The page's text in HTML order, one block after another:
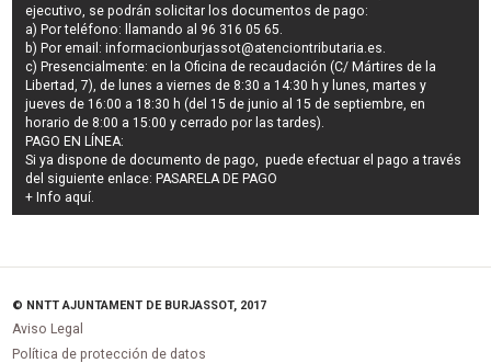
ejecutivo, se podrán solicitar los documentos de pago:
a) Por teléfono: llamando al 96 316 05 65.
b) Por email:informacionburjassot@atenciontributaria.es.
c) Presencialmente: en la Oficina de recaudación (C/ Mártires de la
Libertad, 7), de lunes a viernes de 8:30 a 14:30 h y lunes, martes y
jueves de 16:00 a 18:30 h (del 15 de junio al 15 de septiembre, en
horario de 8:00 a 15:00 y cerrado por las tardes).
PAGO EN LÍNEA:
Si ya dispone de documento de pago, puede efectuar el pago a través
del siguiente enlace: PASARELA DE PAGO
+ Info aquí.
© NNTT AJUNTAMENT DE BURJASSOT, 2017
Aviso Legal
Política de protección de datos